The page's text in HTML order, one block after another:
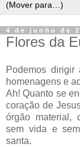
4 de junho de
Flores da
Podemos
homenagens e
Ah! Quanto se
coração de
órgão material,
sem vida e
santa.